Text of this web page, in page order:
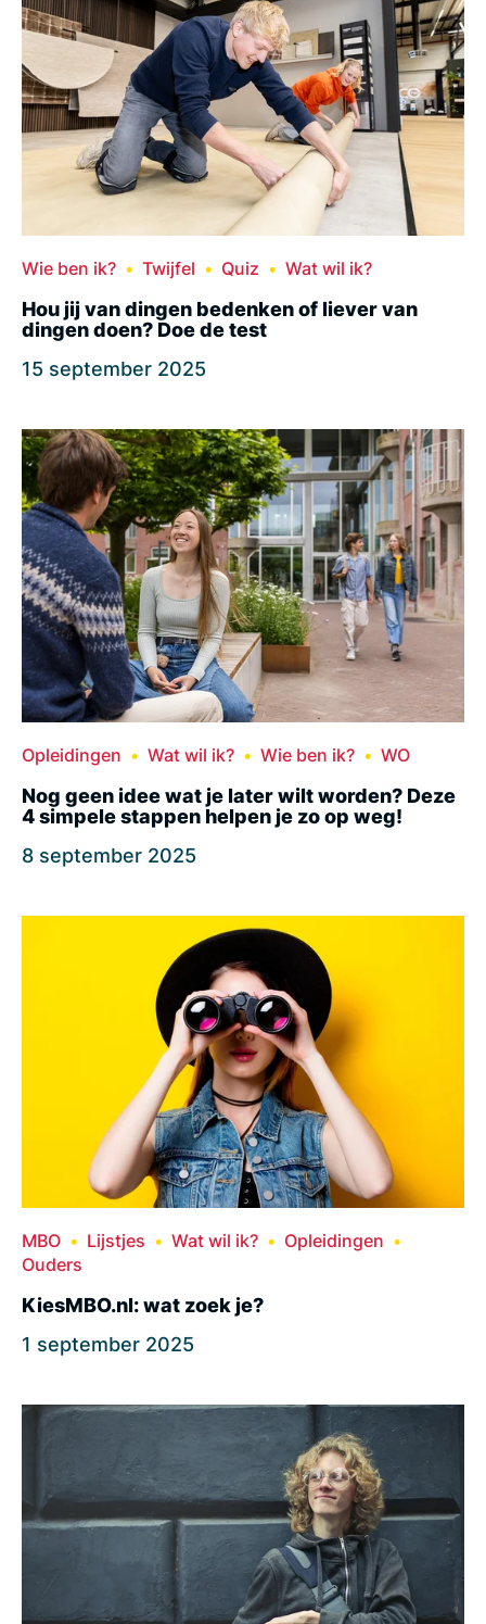
Wie ben ik? Twijfel Quiz Wat wil ik?
Hou jij van dingen bedenken of liever van
dingen doen? Doe de test
15 september 2025
Opleidingen Wat wil ik? Wie ben ik? WO
Nog geen idee wat je later wilt worden? Deze
4 simpele stappen helpen je zo op weg!
8 september 2025
MBO Lijstjes Wat wil ik?
Opleidingen
Ouders
KiesMBO.nl: wat zoek je?
1 september 2025